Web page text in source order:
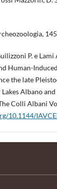
P. e Lami
Human-
the late
Albano
Colli Albani
10.1144/